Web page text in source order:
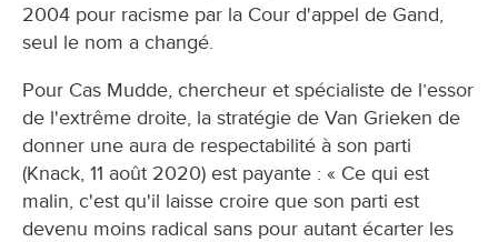
2004 pour racisme par la Cour d'appel de Gand,
seul le nom a changé.
Pour Cas Mudde, chercheur et spécialiste de l’essor
de l'extrême droite, la stratégie de Van Grieken de
donner une aura de respectabilité à son parti
(Knack, 11 août 2020) est payante : « Ce qui est
malin, c'est qu'il laisse croire que son parti est
devenu moins radical sans pour autant écarter les